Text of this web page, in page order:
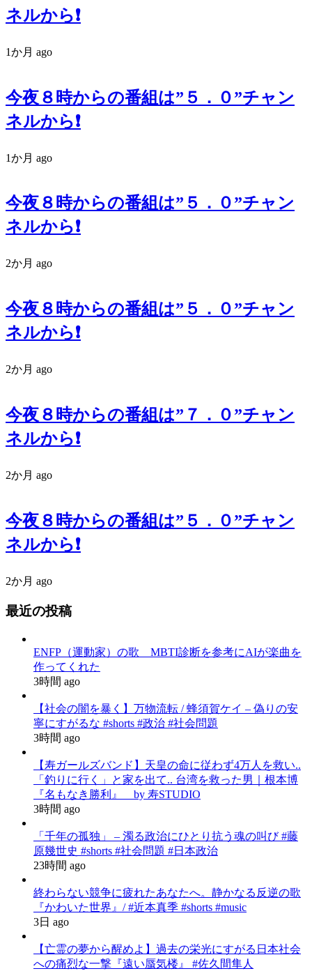
ネルから❗️
1か月 ago
今夜８時からの番組は”５．０”チャン
ネルから❗️
1か月 ago
今夜８時からの番組は”５．０”チャン
ネルから❗️
2か月 ago
今夜８時からの番組は”５．０”チャン
ネルから❗️
2か月 ago
今夜８時からの番組は”７．０”チャン
ネルから❗️
2か月 ago
今夜８時からの番組は”５．０”チャン
ネルから❗️
2か月 ago
最近の投稿
ENFP（運動家）の歌 MBTI診断を参考にAIが楽曲を
作ってくれた
3時間 ago
【社会の闇を暴く】万物流転 / 蜂須賀ケイ – 偽りの安
寧にすがるな #shorts #政治 #社会問題
3時間 ago
【寿ガールズバンド】天皇の命に従わず4万人を救い..
「釣りに行く」と家を出て.. 台湾を救った男｜根本博
『名もなき勝利』 by 寿STUDIO
3時間 ago
「千年の孤独」 – 濁る政治にひとり抗う魂の叫び #藤
原幾世史 #shorts #社会問題 #日本政治
23時間 ago
終わらない競争に疲れたあなたへ。静かなる反逆の歌
『かわいた世界』/ #近本真季 #shorts #music
3日 ago
【亡霊の夢から醒めよ】過去の栄光にすがる日本社会
への痛烈な一撃『遠い蜃気楼』 #佐久間隼人